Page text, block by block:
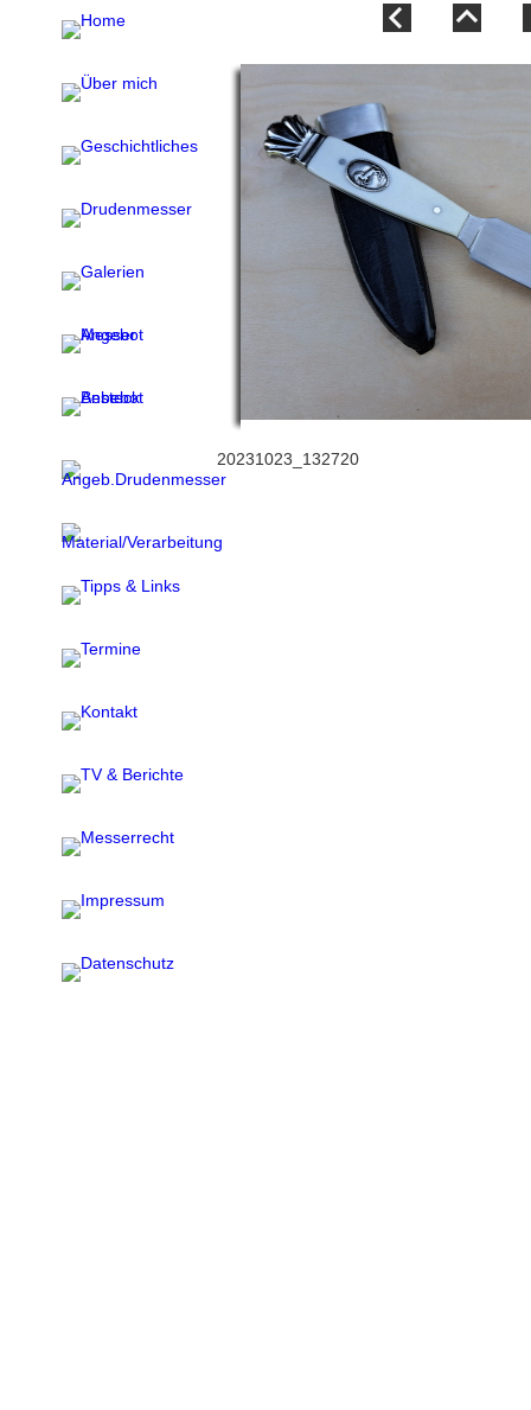
20231023_132720